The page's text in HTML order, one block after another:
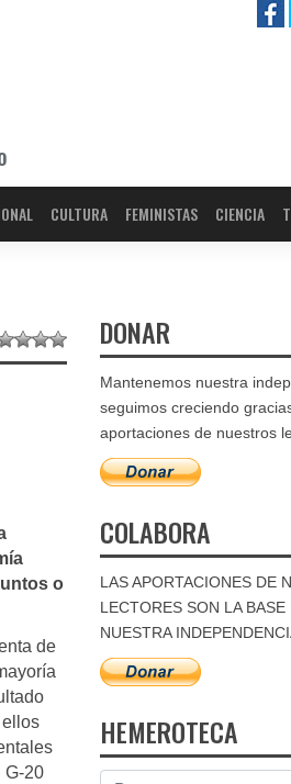
CULTURA FEMINISTAS CIENCIA
o
de
ellos
G-20
DONAR
Mantenemos nuestra
seguimos creciendo
aportaciones de nuestros
COLABORA
LAS APORTACIONES DE
LECTORES SON LA BASE
NUESTRA
HEMEROTECA